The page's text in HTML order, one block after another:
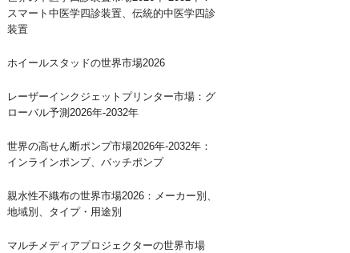
スマート中医学四診装置、伝統的中医学四診
装置
ホイールスタッドの世界市場2026
レーザーインクジェットプリンター市場：グ
ローバル予測2026年-2032年
世界の高せん断ポンプ市場2026年-2032年：
インラインポンプ、バッチポンプ
親水性不織布の世界市場2026：メーカー別、
地域別、タイプ・用途別
マルチメディアプロジェクターの世界市場